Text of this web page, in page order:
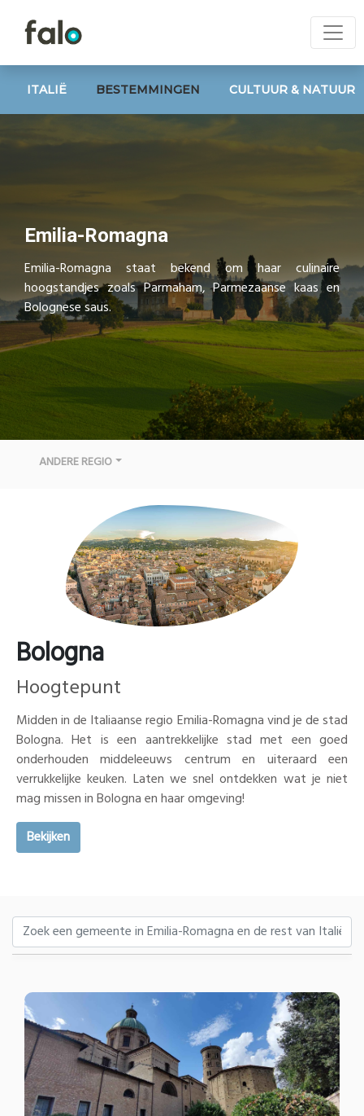
ITALIË BESTEMMINGEN CULTUUR & NATUUR
Emilia-Romagna
Emilia-Romagna staat bekend om haar culinaire
hoogstandjes zoals Parmaham, Parmezaanse kaas en
Bolognese saus.
ANDERE REGIO
Bologna
Hoogtepunt
Midden in de Italiaanse regio Emilia-Romagna vind je de stad
Bologna. Het is een aantrekkelijke stad met een goed
onderhouden middeleeuws centrum en uiteraard een
verrukkelijke keuken. Laten we snel ontdekken wat je niet
mag missen in Bologna en haar omgeving!
Bekijken